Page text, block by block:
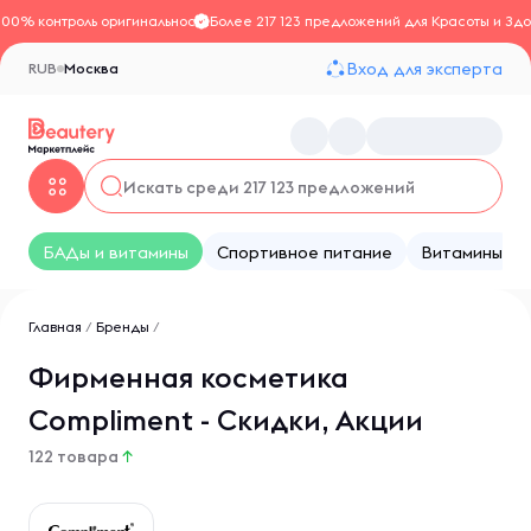
контроль оригинальностиБолее 217 123 предложений для Красоты и
Москва
RUB Вход для эксперта
БАДы и витамины Спортивное питание Витамины
Главная / Бренды /
Фирменная косметика
Compliment - Скидки, Акции
122 товара ↑